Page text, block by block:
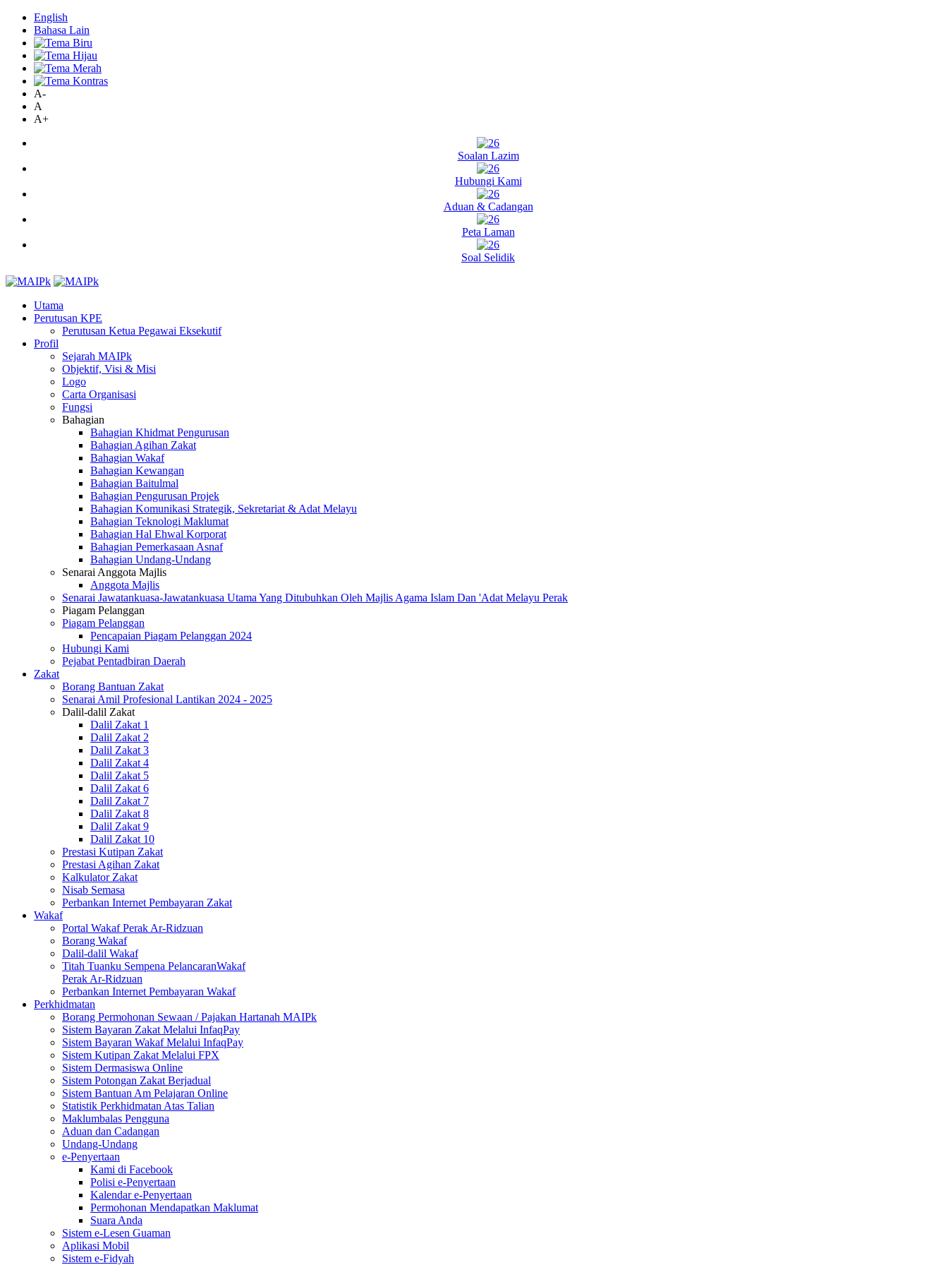
English
Bahasa Lain
A-
A
A+
Soalan Lazim
Hubungi Kami
Aduan & Cadangan
Peta Laman
Soal Selidik
Utama
Perutusan KPE
Perutusan Ketua Pegawai Eksekutif
Profil
Sejarah MAIPk
Objektif, Visi & Misi
Logo
Carta Organisasi
Fungsi
Bahagian
Bahagian Khidmat Pengurusan
Bahagian Agihan Zakat
Bahagian Wakaf
Bahagian Kewangan
Bahagian Baitulmal
Bahagian Pengurusan Projek
Bahagian Komunikasi Strategik, Sekretariat & Adat Melayu
Bahagian Teknologi Maklumat
Bahagian Hal Ehwal Korporat
Bahagian Pemerkasaan Asnaf
Bahagian Undang-Undang
Senarai Anggota Majlis
Anggota Majlis
Senarai Jawatankuasa-Jawatankuasa Utama Yang Ditubuhkan Oleh Majlis Agama Islam Dan 'Adat Melayu Perak
Piagam Pelanggan
Piagam Pelanggan
Pencapaian Piagam Pelanggan 2024
Hubungi Kami
Pejabat Pentadbiran Daerah
Zakat
Borang Bantuan Zakat
Senarai Amil Profesional Lantikan 2024 - 2025
Dalil-dalil Zakat
Dalil Zakat 1
Dalil Zakat 2
Dalil Zakat 3
Dalil Zakat 4
Dalil Zakat 5
Dalil Zakat 6
Dalil Zakat 7
Dalil Zakat 8
Dalil Zakat 9
Dalil Zakat 10
Prestasi Kutipan Zakat
Prestasi Agihan Zakat
Kalkulator Zakat
Nisab Semasa
Perbankan Internet Pembayaran Zakat
Wakaf
Portal Wakaf Perak Ar-Ridzuan
Borang Wakaf
Dalil-dalil Wakaf
Titah Tuanku Sempena PelancaranWakaf
Perak Ar-Ridzuan
Perbankan Internet Pembayaran Wakaf
Perkhidmatan
Borang Permohonan Sewaan / Pajakan Hartanah MAIPk
Sistem Bayaran Zakat Melalui InfaqPay
Sistem Bayaran Wakaf Melalui InfaqPay
Sistem Kutipan Zakat Melalui FPX
Sistem Dermasiswa Online
Sistem Potongan Zakat Berjadual
Sistem Bantuan Am Pelajaran Online
Statistik Perkhidmatan Atas Talian
Maklumbalas Pengguna
Aduan dan Cadangan
Undang-Undang
e-Penyertaan
Kami di Facebook
Polisi e-Penyertaan
Kalendar e-Penyertaan
Permohonan Mendapatkan Maklumat
Suara Anda
Sistem e-Lesen Guaman
Aplikasi Mobil
Sistem e-Fidyah